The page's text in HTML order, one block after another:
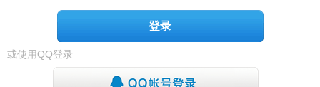
登录
或使用QQ登录